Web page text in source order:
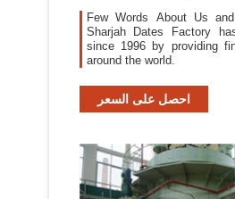
Few Words About Us
Sharjah Dates Factory
since 1996 by providing
around the world.
احصل على السعر